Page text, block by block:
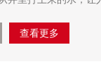
暾的，像母亲的手抚
查看更多